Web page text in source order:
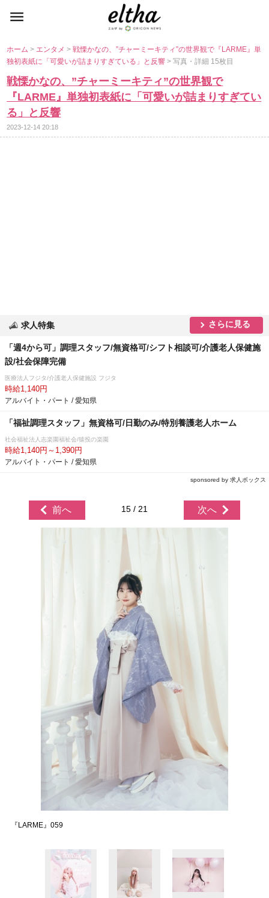
ホーム> エンタメ>戦慄かなの、”チャーミーキティ”の世界観で『LARME』単
独初表紙に「可愛いが詰まりすぎている」と反響> 写真・詳細 15枚目
戦慄かなの、”チャーミーキティ”の世界観で
『LARME』単独初表紙に「可愛いが詰まりすぎてい
る」と反響
2023-12-14 20:18
求人特集 さらに見る
「週4から可」調理スタッフ/無資格可/シフト相談可/介護老人保健施
設/社会保障完備
医療法人フジタ/介護老人保健施設 フジタ
時給1,140円
アルバイト・パート / 愛知県
「福祉調理スタッフ」無資格可/日勤のみ/特別養護老人ホーム
社会福祉法人志楽園福祉会/猿投の楽園
時給1,140円～1,390円
アルバイト・パート / 愛知県
sponsored by 求人ボックス
前へ 15 / 21 次へ
『LARME』059